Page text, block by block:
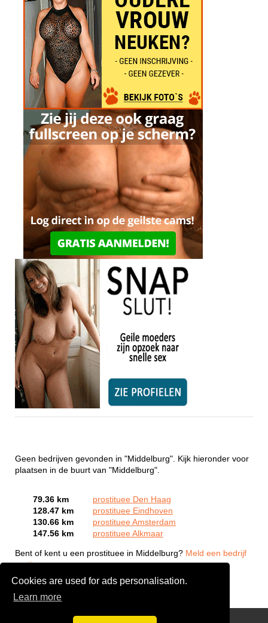
Cookies are used for ads personalisation.
Learn more
Geen bedrijven gevonden in "Middelburg". Kijk hieronder voor
plaatsen in de buurt van "Middelburg".
79.36 km
prostituee Den Haag
128.47 km
prostituee Eindhoven
130.66 km
prostituee Amsterdam
147.56 km
prostituee Alkmaar
Bent of kent u een prostituee in Middelburg? Meld een bedrijf
gratis aan